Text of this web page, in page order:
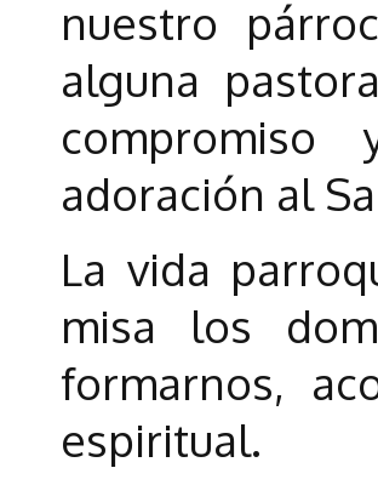
nuestro
alguna
adoración al
La vida
misa los
formarnos,
espiritual.